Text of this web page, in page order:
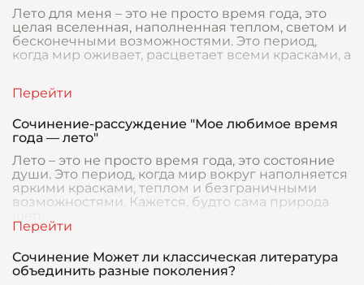
Лето для меня – это не просто время года, это
целая вселенная, наполненная теплом, светом и
бесконечными возможностями. Это период,
когда мир оживает, расцветает всеми красками, а
Сочинение-рассуждение "Мое любимое время
года — лето"
Лето – это не просто время года, это состояние
души. Это период, когда мир вокруг наполняется
яркими красками, теплом и безграничными
возможностями. Кажется, будто сама природа
Сочинение Может ли классическая литература
объединить разные поколения?